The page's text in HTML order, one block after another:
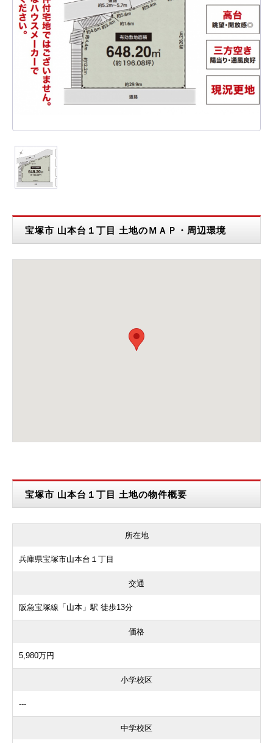
宝塚市 山本台１丁目 土地のＭＡＰ・周辺環境
宝塚市 山本台１丁目 土地の物件概要
所在地
兵庫県宝塚市山本台１丁目
交通
阪急宝塚線「山本」駅 徒歩13分
価格
5,980万円
小学校区
---
中学校区